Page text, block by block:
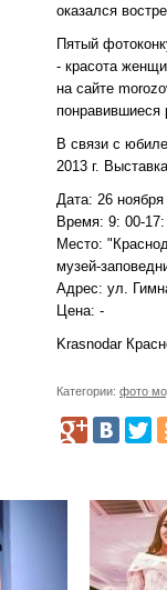
оказался
Пятый
- красота
на сайте
понравившиеся
В связи с
2013 г.
Дата: 26 ноября
Время: 9: 00-
Место:
музей-
Адрес: ул.
Цена: -
Krasnodar
Категории: фото